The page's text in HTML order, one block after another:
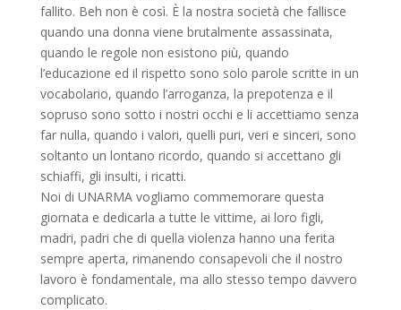
fallito. Beh non è così. È la nostra società che fallisce
quando una donna viene brutalmente assassinata,
quando le regole non esistono più, quando
l’educazione ed il rispetto sono solo parole scritte in un
vocabolario, quando l’arroganza, la prepotenza e il
sopruso sono sotto i nostri occhi e li accettiamo senza
far nulla, quando i valori, quelli puri, veri e sinceri, sono
soltanto un lontano ricordo, quando si accettano gli
schiaffi, gli insulti, i ricatti.
Noi di UNARMA vogliamo commemorare questa
giornata e dedicarla a tutte le vittime, ai loro figli,
madri, padri che di quella violenza hanno una ferita
sempre aperta, rimanendo consapevoli che il nostro
lavoro è fondamentale, ma allo stesso tempo davvero
complicato.